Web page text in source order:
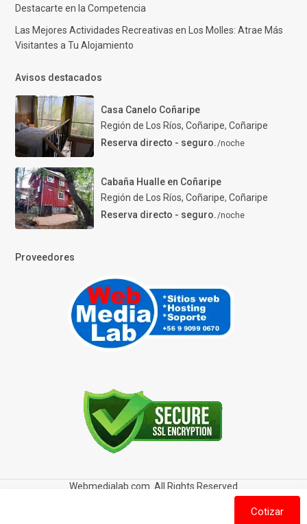
Destacarte en la Competencia
Las Mejores Actividades Recreativas en Los Molles: Atrae Más
Visitantes a Tu Alojamiento
Avisos destacados
Casa Canelo Coñaripe
Región de Los Ríos, Coñaripe, Coñaripe
Reserva directo - seguro./noche
Cabaña Hualle en Coñaripe
Región de Los Ríos, Coñaripe, Coñaripe
Reserva directo - seguro./noche
Proveedores
Webmedialab.com. All Rights Reserved
Política de privacidad
Política de Cookies
Cotizar